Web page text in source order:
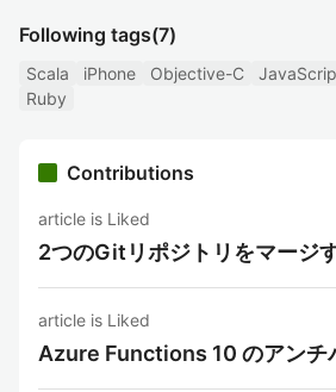
Following tags(7)
Scala iPhone Objective-C
Ruby
Contributions
article is Liked
2つのGitリポジトリをマージ
article is Liked
Azure Functions 10 のアンチ